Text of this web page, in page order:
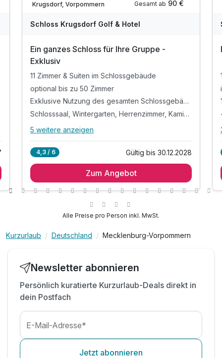
Ausstattung
Zusatznächte
Juniorsuite Standard
2 Erwachsene und 2 Kinder
Krugsdorf, Vorpommern
Gesamt ab 90 €
Schloss Krugsdorf Golf & Hotel
Ein ganzes Schloss für Ihre Gruppe -
Exklusiv
11 Zimmer & Suiten im Schlossgebäude
optional bis zu 50 Zimmer
Exklusive Nutzung des gesamten Schlossgebäudes
Schlosssaal, Wintergarten, Herrenzimmer, Kaminzimm
Alle Inklusivleistungen
optional bis zu 50 Zimmer
Schlosssaal, Wintergarten, Herrenzimmer,
Kaminzimm
Exklusiv: Keine externen Gäste
Aktivitäten & Rahmenprogramm:
Golf, Bogenschießen, Wandern, Radfahren
5 weitere anzeigen
4,3 / 6 Gültig bis 30.12.2028
Zum Angebot
Alle Preise pro Person inkl. MwSt.
Kurzurlaub Deutschland Mecklenburg-Vorpommern
Newsletter abonnieren
Persönlich kuratierte Kurzurlaub-Deals direkt in
dein Postfach
E-Mail-Adresse*
Jetzt abonnieren